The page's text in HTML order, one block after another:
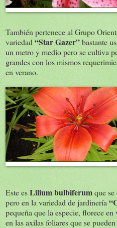
También pertenece al Grupo
variedad “Star Gazer”bastante
un metro y medio pero se cultiva
grandes con los mismos
en verano.
Este esLilium bulbiferumque
pero en la variedad de jardinería
pequeña que la especie, florece
en las axilas foliares que se